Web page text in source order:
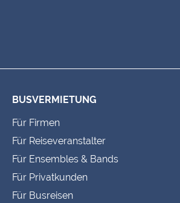
BUSVERMIETUNG
Für Firmen
Für Reiseveranstalter
Für Ensembles & Bands
Für Privatkunden
Für Busreisen